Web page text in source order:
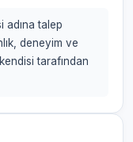
adına talep
deneyim ve
tarafından